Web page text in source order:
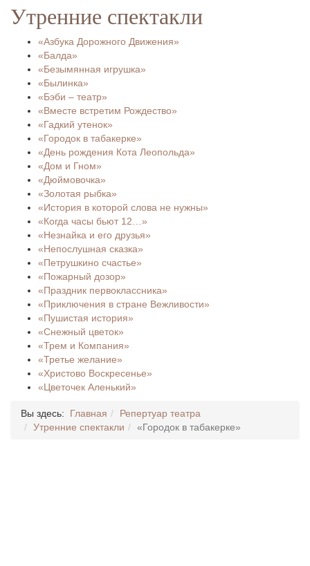
Утренние спектакли
«Азбука Дорожного Движения»
«Балда»
«Безымянная игрушка»
«Былинка»
«Бэби – театр»
«Вместе встретим Рождество»
«Гадкий утенок»
«Городок в табакерке»
«День рождения Кота Леопольда»
«Дом и Гном»
«Дюймовочка»
«Золотая рыбка»
«История в которой слова не нужны»
«Когда часы бьют 12…»
«Незнайка и его друзья»
«Непослушная сказка»
«Петрушкино счастье»
«Пожарный дозор»
«Праздник первоклассника»
«Приключения в стране Вежливости»
«Пушистая история»
«Снежный цветок»
«Трем и Компания»
«Третье желание»
«Христово Воскресенье»
«Цветочек Аленький»
Вы здесь: Главная
Репертуар театра
Утренние спектакли
«Городок в табакерке»